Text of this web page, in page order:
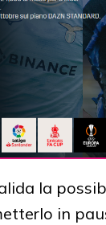
la
in